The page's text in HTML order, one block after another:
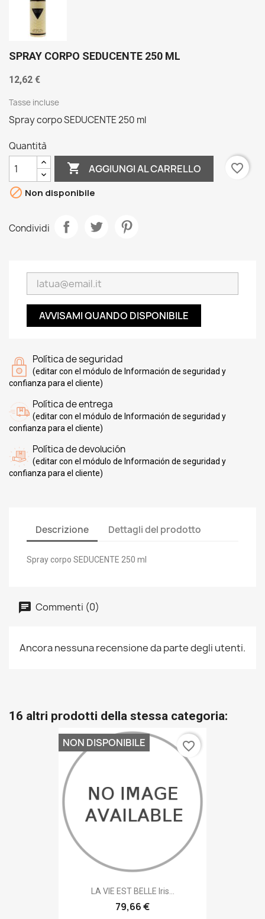
SPRAY CORPO SEDUCENTE 250 ML
12,62 €
Tasse incluse
Spray corpo SEDUCENTE 250 ml
Quantità
 AGGIUNGI AL CARRELLO
favorite_border
 Non disponibile
Condividi
AVVISAMI QUANDO DISPONIBILE
Política de seguridad
(editar con el módulo de Información de seguridad y
confianza para el cliente)
Política de entrega
(editar con el módulo de Información de seguridad y
confianza para el cliente)
Política de devolución
(editar con el módulo de Información de seguridad y
confianza para el cliente)
Descrizione Dettagli del prodotto
Spray corpo SEDUCENTE 250 ml
Commenti (0)
Ancora nessuna recensione da parte degli utenti.
16 altri prodotti della stessa categoria:
LA VIE EST BELLE Iris...
79,66 €
NON DISPONIBILE favorite_border